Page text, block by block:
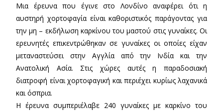
Μια έρευνα που έγινε στο Λονδίνο αναφέρει ότι η
αυστηρή χορτοφαγία είναι καθοριστικός παράγοντας για
την μη – εκδήλωση καρκίνου του μαστού στις γυναίκες. Οι
ερευνητές επικεντρώθηκαν σε γυναίκες οι οποίες είχαν
μεταναστεύσει στην Αγγλία από την Ινδία και την
Ανατολική Ασία. Στις χώρες αυτές η παραδοσιακή
διατροφή είναι χορτοφαγική και περιέχει κυρίως λαχανικά
και όσπρια.
Η έρευνα συμπεριέλαβε 240 γυναίκες με καρκίνο του